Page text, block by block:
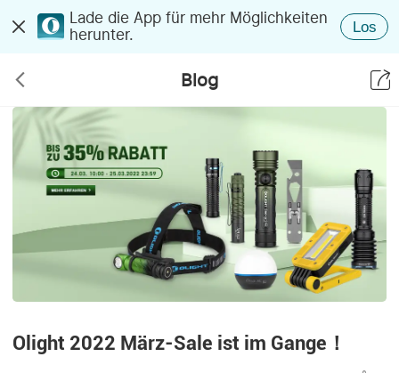
Lade die App für mehr Möglichkeiten
herunter.
Los
Blog
Olight 2022 März-Sale ist im Gange！